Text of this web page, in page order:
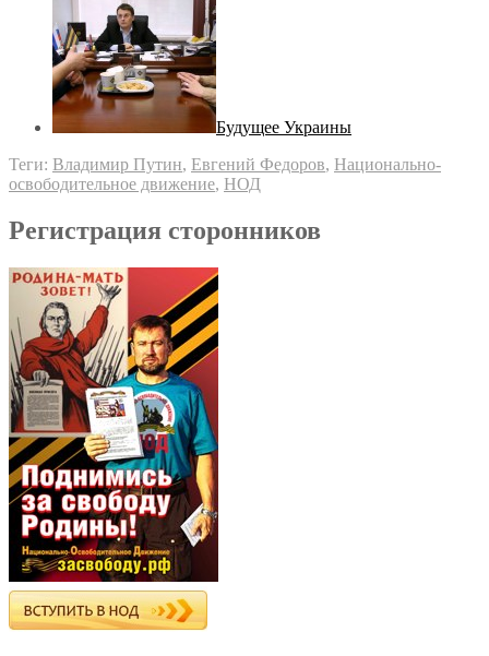
Будущее Украины
Теги: Владимир Путин, Евгений Федоров, Национально-
освободительное движение, НОД
Регистрация сторонников